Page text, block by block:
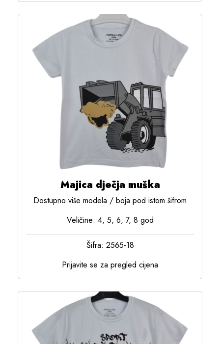
Majica dječja muška
Dostupno više modela / boja pod istom šifrom
Veličine: 4, 5, 6, 7, 8 god
Šifra: 2565-18
Prijavite se za pregled cijena